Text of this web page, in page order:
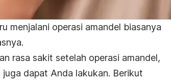
menjalani operasi amandel biasanya
rasa sakit setelah operasi amandel,
dapat Anda lakukan. Berikut